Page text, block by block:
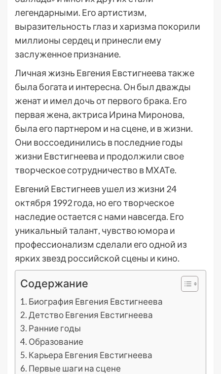
легендарными. Его артистизм,
выразительность глаз и харизма покорили
миллионы сердец и принесли ему
заслуженное признание.
Личная жизнь Евгения Евстигнеева также
была богата и интересна. Он был дважды
женат и имел дочь от первого брака. Его
первая жена, актриса Ирина Миронова,
была его партнером и на сцене, и в жизни.
Они воссоединились в последние годы
жизни Евстигнеева и продолжили свое
творческое сотрудничество в МХАТе.
Евгений Евстигнеев ушел из жизни 24
октября 1992 года, но его творческое
наследие остается с нами навсегда. Его
уникальный талант, чувство юмора и
профессионализм сделали его одной из
ярких звезд российской сцены и кино.
Содержание
Биография Евгения Евстигнеева
Детство Евгения Евстигнеева
Ранние годы
Образование
Карьера Евгения Евстигнеева
Первые шаги на сцене